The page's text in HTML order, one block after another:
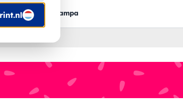
Bozzetti pre-stampa